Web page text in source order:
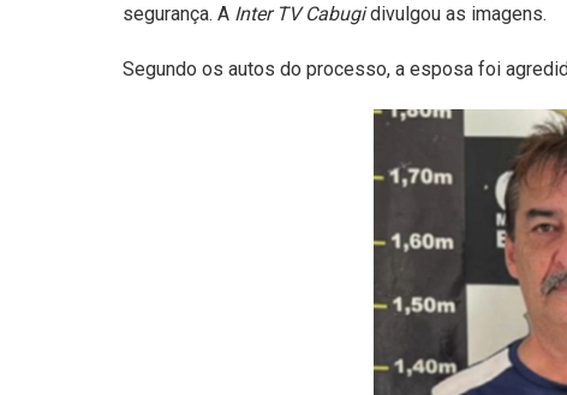
segurança. A Inter TV Cabugidivulgou as imagens.
Segundo os autos do processo, a esposa foi